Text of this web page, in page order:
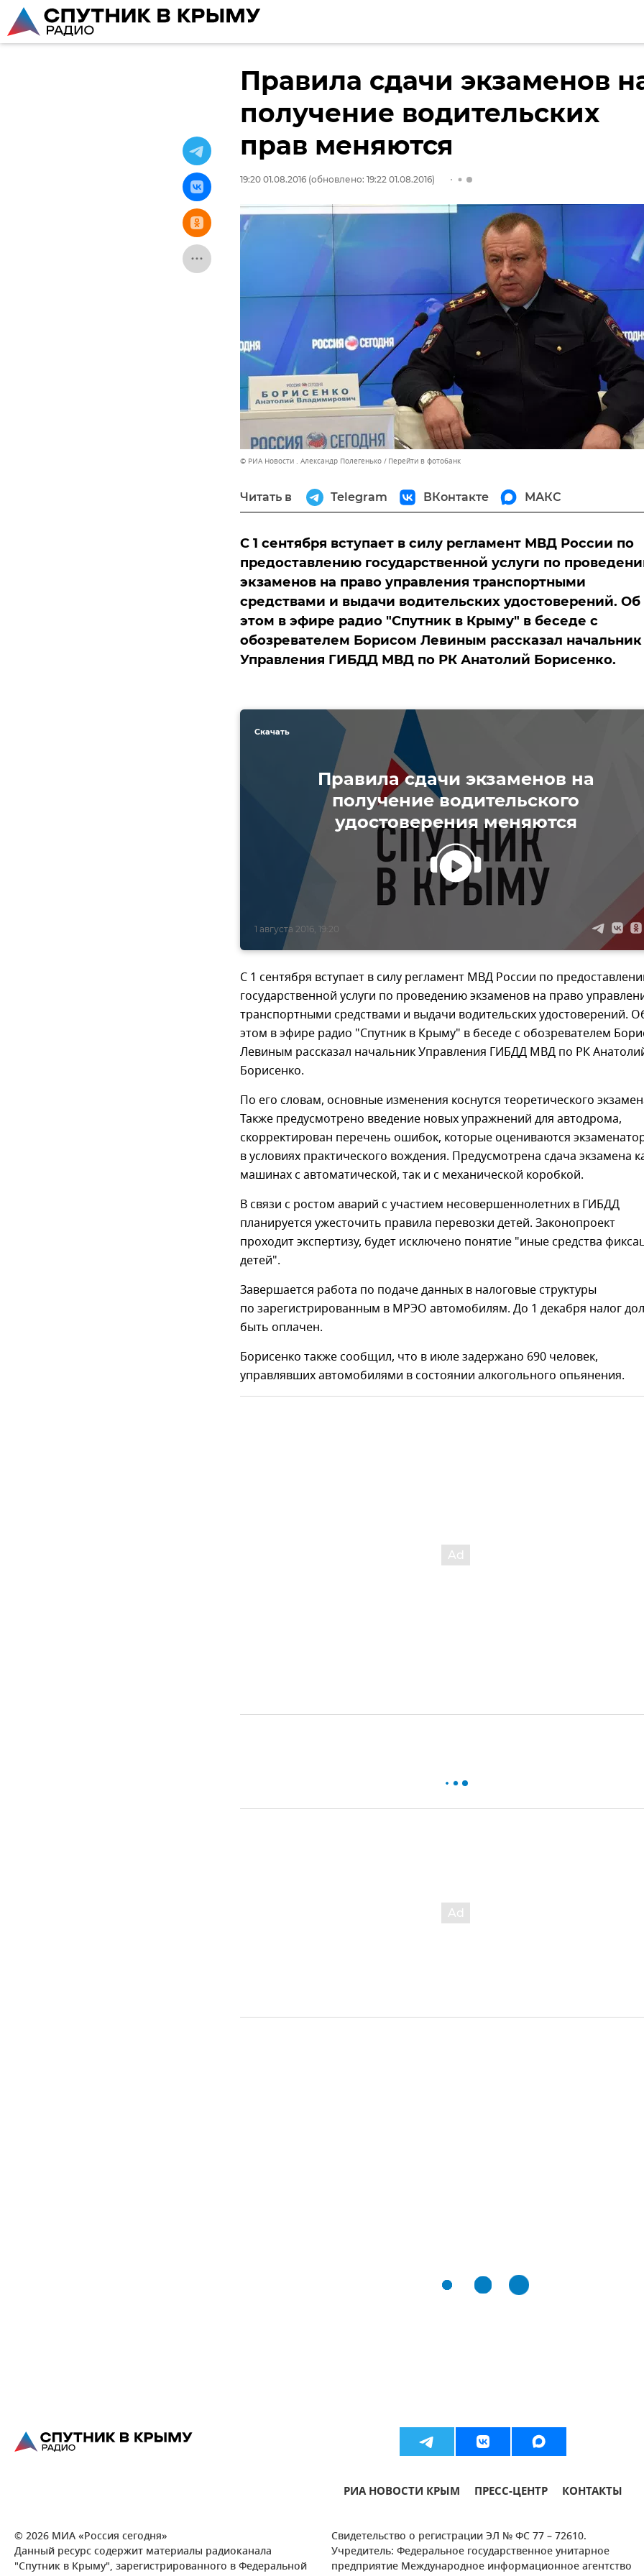
Правила сдачи экзаменов
получение водительских
прав меняются
19:20 01.08.2016 (обновлено: 19:22 01.08.2016)
© РИА Новости . Александр Полегенько Перейти в фотобанк
Читать в Telegram ВКонтакте МАКС
С 1 сентября вступает в силу регламент МВД России по
предоставлению государственной услуги по
экзаменов на право управления транспортными
средствами и выдачи водительских удостоверений. Об
этом в эфире радио "Спутник в Крыму" в беседе с
обозревателем Борисом Левиным рассказал начальник
Управления ГИБДД МВД по РК Анатолий Борисенко.
Правила сдачи экзаменов на
получение водительского
удостоверения меняются
1 августа 2016, 19:20
Скачать
С 1 сентября вступает в силу регламент МВД России по
государственной услуги по проведению экзаменов на право
транспортными средствами и выдачи водительских удостоверений.
этом в эфире радио "Спутник в Крыму" в беседе с обозревателем
Левиным рассказал начальник Управления ГИБДД МВД по РК
Борисенко.
По его словам, основные изменения коснутся теоретического
Также предусмотрено введение новых упражнений для автодрома,
скорректирован перечень ошибок, которые оцениваются
в условиях практического вождения. Предусмотрена сдача экзамена
машинах с автоматической, так и с механической коробкой.
В связи с ростом аварий с участием несовершеннолетних в ГИБДД
планируется ужесточить правила перевозки детей. Законопроект
проходит экспертизу, будет исключено понятие "иные средства
детей".
Завершается работа по подаче данных в налоговые структуры
по зарегистрированным в МРЭО автомобилям. До 1 декабря налог
быть оплачен.
Борисенко также сообщил, что в июле задержано 690 человек,
управлявших автомобилями в состоянии алкогольного опьянения.
РИА НОВОСТИ КРЫМ ПРЕСС-ЦЕНТР КОНТАКТЫ
© 2026 МИА «Россия сегодня»
Данный ресурс содержит материалы радиоканала
"Спутник в Крыму", зарегистрированного в Федеральной
Свидетельство о регистрации ЭЛ № ФС 77 – 72610.
Учредитель: Федеральное государственное унитарное
предприятие Международное информационное агентство